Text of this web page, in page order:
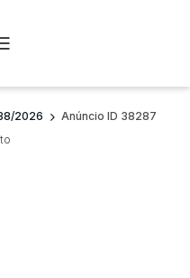
2026
Anúncio ID 38287